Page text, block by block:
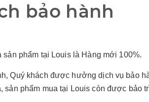
bảo hành
sản phẩm tại Louis là Hàng mới 100%.
Quý khách được hưởng dịch vụ bảo
sản phẩm mua tại Louis còn được bảo